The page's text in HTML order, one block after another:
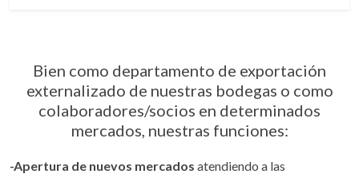
Bien como departamento de exportación
externalizado de nuestras bodegas o como
colaboradores/socios en determinados
mercados, nuestras funciones:
-Apertura de nuevos mercados atendiendo a las